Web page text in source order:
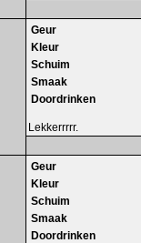
Geur
Kleur
Schuim
Smaak
Doordrinken
Lekkerrrrr.
Geur
Kleur
Schuim
Smaak
Doordrinken